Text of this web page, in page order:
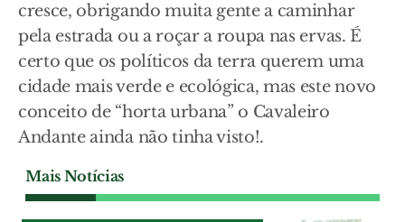
cresce, obrigando muita gente a caminhar
pela estrada ou a roçar a roupa nas ervas. É
certo que os políticos da terra querem uma
cidade mais verde e ecológica, mas este novo
conceito de “horta urbana” o Cavaleiro
Andante ainda não tinha visto!.
Mais Notícias